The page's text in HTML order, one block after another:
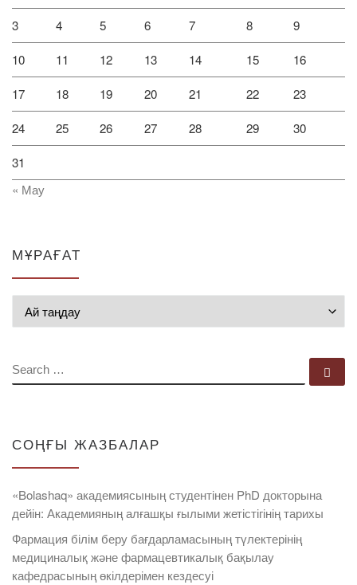
3 4 5 6 7 8 9
10 11 12 13 14 15 16
17 18 19 20 21 22 23
24 25 26 27 28 29 30
31
« Мау
МҰРАҒАТ
SEARCH
СОҢҒЫ ЖАЗБАЛАР
«Bolashaq» академиясының студентінен PhD докторына
дейін: Академияның алғашқы ғылыми жетістігінің тарихы
Фармация білім беру бағдарламасының түлектерінің
медициналық және фармацевтикалық бақылау
кафедрасының өкілдерімен кездесуі